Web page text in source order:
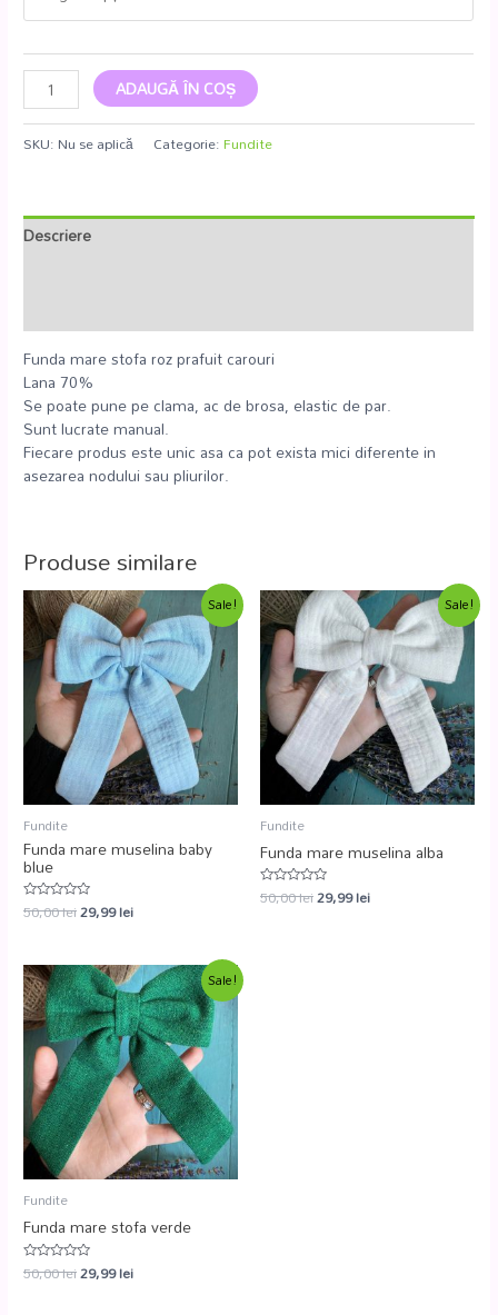
ADAUGĂ ÎN COȘ
SKU: Nu se aplică Categorie:Fundite
Descriere
Funda mare stofa roz prafuit carouri
Lana 70%
Se poate pune pe clama, ac de brosa, elastic de par.
Sunt lucrate manual.
Fiecare produs este unic asa ca pot exista mici diferente in
asezarea nodului sau pliurilor.
Produse similare
Sale!
Fundite
Funda mare muselina baby
blue
Evaluat
la
50,00lei29,99lei
Sale!
Fundite
Funda mare muselina alba
Evaluat
la
50,00lei29,99lei
Sale!
Fundite
Funda mare stofa verde
Evaluat
la
50,00lei29,99lei